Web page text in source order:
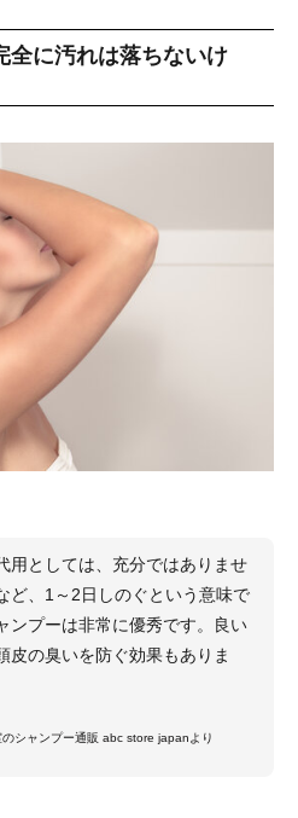
全に汚れは落ちないけ
用としては、充分ではありませ
ど、1～2日しのぐという意味で
ンプーは非常に優秀です。良い
皮の臭いを防ぐ効果もありま
シャンプー通販 abc store japanより